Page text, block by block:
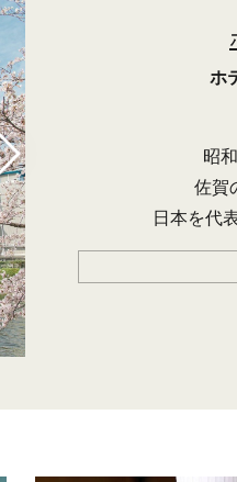
ホ
昭
佐賀
日本を代